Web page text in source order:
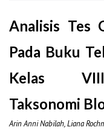
Analisis Tes
Pada Buku
Kelas VIII
Taksonomi
Arin Anni Nabilah, Liana